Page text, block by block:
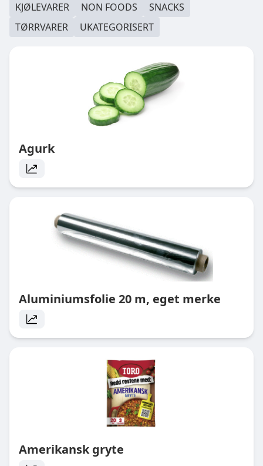
KJØLEVARER
NON FOODS
SNACKS
TØRRVARER
UKATEGORISERT
Agurk
Aluminiumsfolie 20 m, eget merke
Amerikansk gryte